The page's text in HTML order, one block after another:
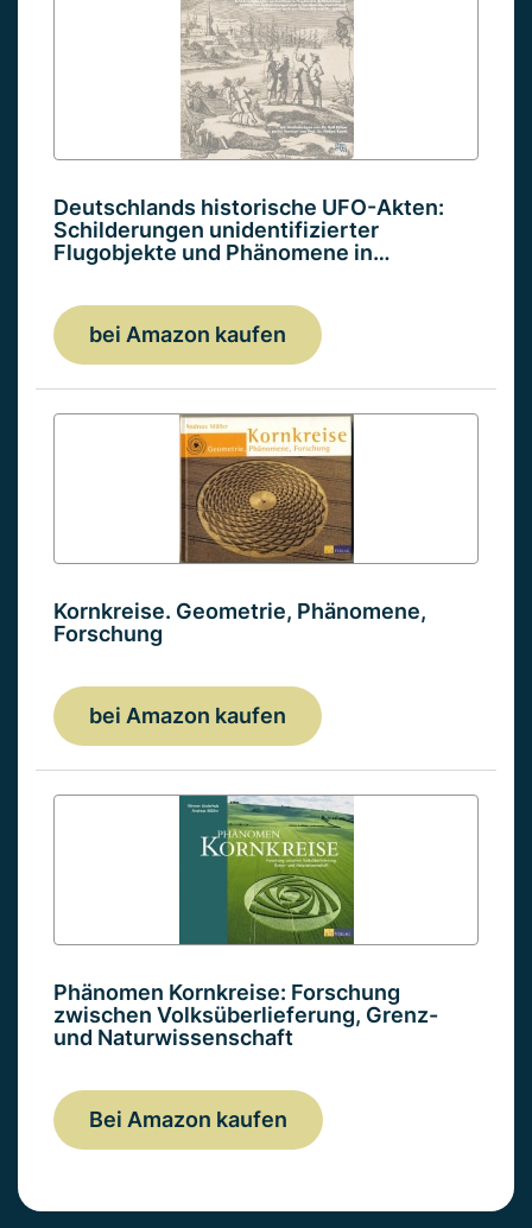
Deutschlands historische UFO-Akten:
Schilderungen unidentifizierter
Flugobjekte und Phänomene in…
bei Amazon kaufen
Kornkreise. Geometrie, Phänomene,
Forschung
bei Amazon kaufen
Phänomen Kornkreise: Forschung
zwischen Volksüberlieferung, Grenz-
und Naturwissenschaft
Bei Amazon kaufen